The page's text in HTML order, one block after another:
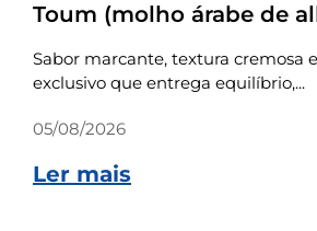
Toum (molho árabe de
Sabor marcante, textura cremosa
exclusivo que entrega equilíbrio,...
05/08/2026
Ler mais